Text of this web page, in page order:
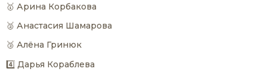
🥇 Арина Корбакова
🥈 Анастасия Шамарова
🥉 Алёна Гринюк
4️⃣ Дарья Кораблева